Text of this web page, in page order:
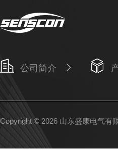
公司简介
Copyright © 2026 山东盛康电气有